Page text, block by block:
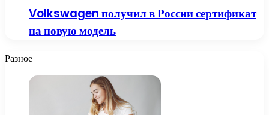
Volkswagen получил в России сертификат
на новую модель
Разное